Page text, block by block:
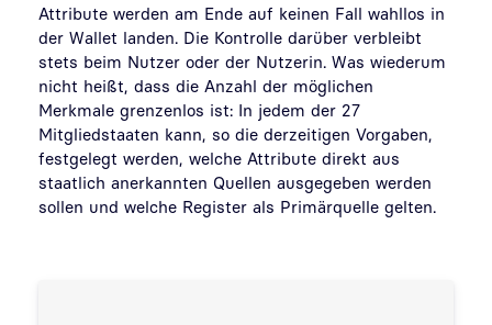
Attribute werden am Ende auf keinen Fall wahllos in
der Wallet landen. Die Kontrolle darüber verbleibt
stets beim Nutzer oder der Nutzerin. Was wiederum
nicht heißt, dass die Anzahl der möglichen
Merkmale grenzenlos ist: In jedem der 27
Mitgliedstaaten kann, so die derzeitigen Vorgaben,
festgelegt werden, welche Attribute direkt aus
staatlich anerkannten Quellen ausgegeben werden
sollen und welche Register als Primärquelle gelten.